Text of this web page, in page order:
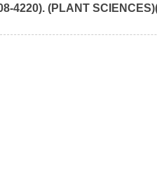
4220). (PLANT